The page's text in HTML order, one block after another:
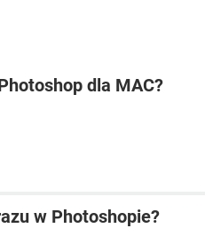
dla MAC?
w Photoshopie?